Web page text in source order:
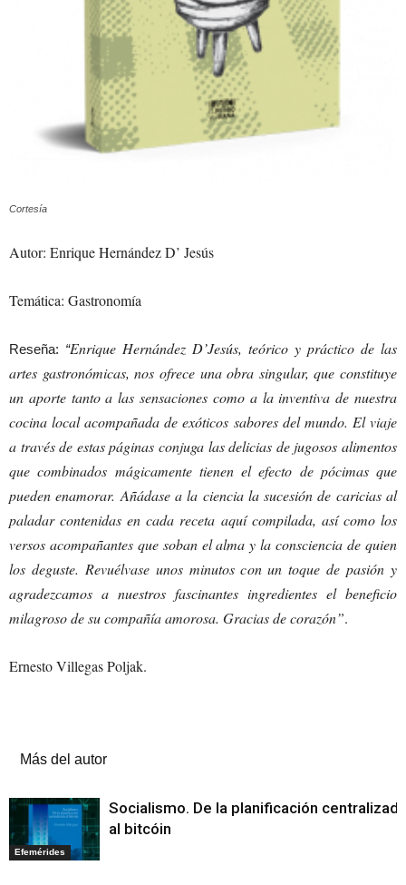
Cortesía
Autor: Enrique Hernández D’ Jesús
Temática: Gastronomía
Reseña: “Enrique Hernández D’Jesús, teórico y práctico de las
artes gastronómicas, nos ofrece una obra singular, que constituye
un aporte tanto a las sensaciones como a la inventiva de nuestra
cocina local acompañada de exóticos sabores del mundo. El viaje
a través de estas páginas conjuga las delicias de jugosos alimentos
que combinados mágicamente tienen el efecto de pócimas que
pueden enamorar. Añádase a la ciencia la sucesión de caricias al
paladar contenidas en cada receta aquí compilada, así como los
versos acompañantes que soban el alma y la consciencia de quien
los deguste. Revuélvase unos minutos con un toque de pasión y
agradezcamos a nuestros fascinantes ingredientes el beneficio
milagroso de su compañía amorosa. Gracias de corazón”.
Ernesto Villegas Poljak.
Más del autor
Efemérides
Socialismo. De la planificación centralizada
al bitcóin